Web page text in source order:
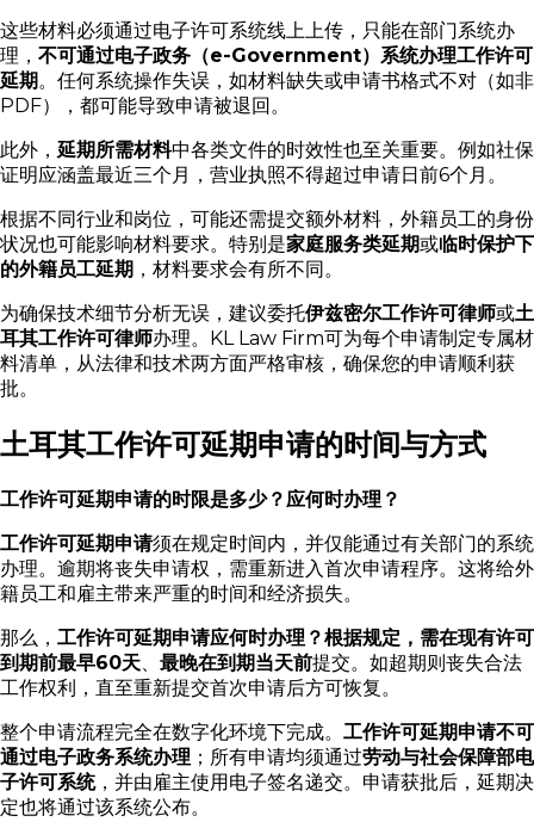
这些材料必须通过电子许可系统线上上传，只能在部门系统办
理， 不可通过电子政务（e-Government）系统办理工作许可
延期。任何系统操作失误，如材料缺失或申请书格式不对（如非
PDF），都可能导致申请被退回。
此外， 延期所需材料中各类文件的时效性也至关重要。例如社保
证明应涵盖最近三个月，营业执照不得超过申请日前6个月。
根据不同行业和岗位，可能还需提交额外材料，外籍员工的身份
状况也可能影响材料要求。特别是家庭服务类延期或临时保护下
的外籍员工延期 ，材料要求会有所不同。
为确保技术细节分析无误，建议委托伊兹密尔工作许可律师或土
耳其工作许可律师办理。KL Law Firm可为每个申请制定专属材
料清单，从法律和技术两方面严格审核，确保您的申请顺利获
批。
土耳其工作许可延期申请的时间与方式
工作许可延期申请的时限是多少？应何时办理？
工作许可延期申请须在规定时间内，并仅能通过有关部门的系统
办理。逾期将丧失申请权，需重新进入首次申请程序。这将给外
籍员工和雇主带来严重的时间和经济损失。
那么， 工作许可延期申请应何时办理？根据规定，需在现有许可
到期前最早60天、 最晚在到期当天前提交。如超期则丧失合法
工作权利，直至重新提交首次申请后方可恢复。
整个申请流程完全在数字化环境下完成。 工作许可延期申请不可
通过电子政务系统办理 ；所有申请均须通过劳动与社会保障部电
子许可系统，并由雇主使用电子签名递交。申请获批后，延期决
定也将通过该系统公布。